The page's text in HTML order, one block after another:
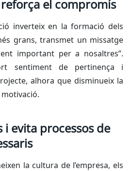
el compromís
inverteix en la formació dels
grans, transmet un missatge
important per a nosaltres”.
sentiment de pertinença i
alhora que disminueix la
i evita processos de
la cultura de l’empresa, els